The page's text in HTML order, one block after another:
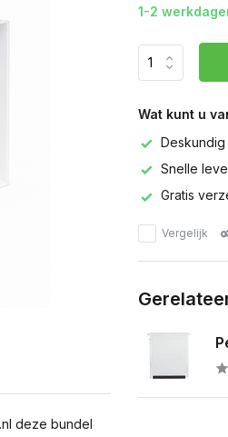
deze bundel
1-2
Wat kunt u
Snelle
Gratis
Vergelijk